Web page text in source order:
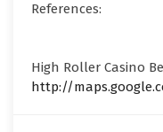
References:
High Roller Casino
http://